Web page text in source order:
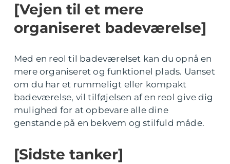
[Vejen til et mere
organiseret badeværelse]
Med en reol til badeværelset kan du opnå en
mere organiseret og funktionel plads. Uanset
om du har et rummeligt eller kompakt
badeværelse, vil tilføjelsen af en reol give dig
mulighed for at opbevare alle dine
genstande på en bekvem og stilfuld måde.
[Sidste tanker]